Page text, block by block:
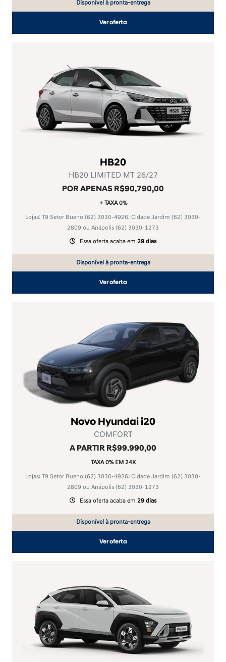
Disponível à pronta-entrega
Ver oferta
HB20
HB20 LIMITED MT 26/27
POR APENAS R$90.790,00
+ TAXA 0%
Lojas: T9 Setor Bueno (62) 3030-4926; Cidade Jardim (62) 3030-
2809 ou Anápolis (62) 3030-1273
Essa oferta acaba em 29 dias
Disponível à pronta-entrega
Ver oferta
Novo Hyundai i20
COMFORT
A PARTIR R$99.990,00
TAXA 0% EM 24X
Lojas: T9 Setor Bueno (62) 3030-4926; Cidade Jardim (62) 3030-
2809 ou Anápolis (62) 3030-1273
Essa oferta acaba em 29 dias
Disponível à pronta-entrega
Ver oferta